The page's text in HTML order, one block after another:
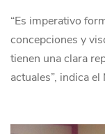
“Es imperativo
concepciones y
tienen una clara
actuales”, indica